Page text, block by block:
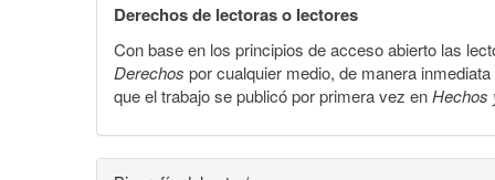
Derechos de lectoras o lectores
Con base en los principios de acceso abierto las
Derechos por cualquier medio, de manera
que el trabajo se publicó por primera vez enHechos